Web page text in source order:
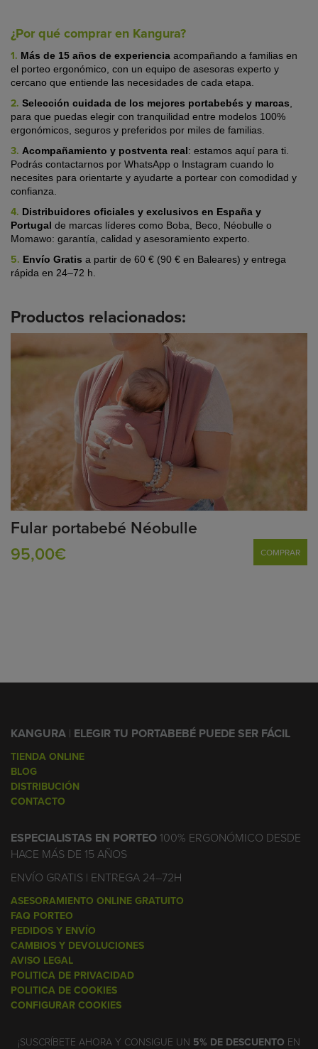
¿Por qué comprar en Kangura?
1. Más de 15 años de experiencia acompañando a familias en
el porteo ergonómico, con un equipo de asesoras experto y
cercano que entiende las necesidades de cada etapa.
2. Selección cuidada de los mejores portabebés y marcas,
para que puedas elegir con tranquilidad entre modelos 100%
ergonómicos, seguros y preferidos por miles de familias.
3. Acompañamiento y postventa real: estamos aquí para ti.
Podrás contactarnos por WhatsApp o Instagram cuando lo
necesites para orientarte y ayudarte a portear con comodidad y
confianza.
4. Distribuidores oficiales y exclusivos en España y
Portugal de marcas líderes como Boba, Beco, Néobulle o
Momawo: garantía, calidad y asesoramiento experto.
5. Envío Gratis a partir de 60 € (90 € en Baleares) y entrega
rápida en 24–72 h.
Productos relacionados:
Fular portabebé Néobulle
95,00€
COMPRAR
KANGURA | ELEGIR TU PORTABEBÉ PUEDE SER FÁCIL
TIENDA ONLINE
BLOG
DISTRIBUCIÓN
CONTACTO
ESPECIALISTAS EN PORTEO100% ERGONÓMICO DESDE
HACE MÁS DE 15 AÑOS
ENVÍO GRATIS | ENTREGA 24–72H
ASESORAMIENTO ONLINE GRATUITO
FAQ PORTEO
PEDIDOS Y ENVÍO
CAMBIOS Y DEVOLUCIONES
AVISO LEGAL
POLITICA DE PRIVACIDAD
POLITICA DE COOKIES
CONFIGURAR COOKIES
¡SUSCRÍBETE AHORA Y CONSIGUE UN 5% DE DESCUENTO EN